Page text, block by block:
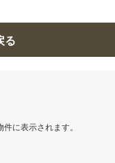
る
に表示されます。